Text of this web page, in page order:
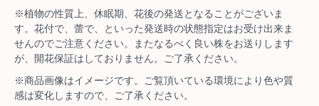
※植物の性質上、休眠期、花後の発送となることがございま
す。花付で、蕾で、といった発送時の状態指定はお受け出来ま
せんのでご注意ください。またなるべく良い株をお送りします
が、開花保証はしておりません。ご了承ください。
※商品画像はイメージです。ご覧頂いている環境により色や質
感は変化しますので、ご了承ください。